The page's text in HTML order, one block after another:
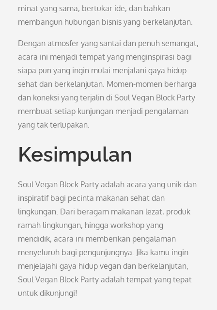
minat yang sama, bertukar ide, dan bahkan
membangun hubungan bisnis yang berkelanjutan.
Dengan atmosfer yang santai dan penuh semangat,
acara ini menjadi tempat yang menginspirasi bagi
siapa pun yang ingin mulai menjalani gaya hidup
sehat dan berkelanjutan. Momen-momen berharga
dan koneksi yang terjalin di Soul Vegan Block Party
membuat setiap kunjungan menjadi pengalaman
yang tak terlupakan.
Kesimpulan
Soul Vegan Block Party adalah acara yang unik dan
inspiratif bagi pecinta makanan sehat dan
lingkungan. Dari beragam makanan lezat, produk
ramah lingkungan, hingga workshop yang
mendidik, acara ini memberikan pengalaman
menyeluruh bagi pengunjungnya. Jika kamu ingin
menjelajahi gaya hidup vegan dan berkelanjutan,
Soul Vegan Block Party adalah tempat yang tepat
untuk dikunjungi!